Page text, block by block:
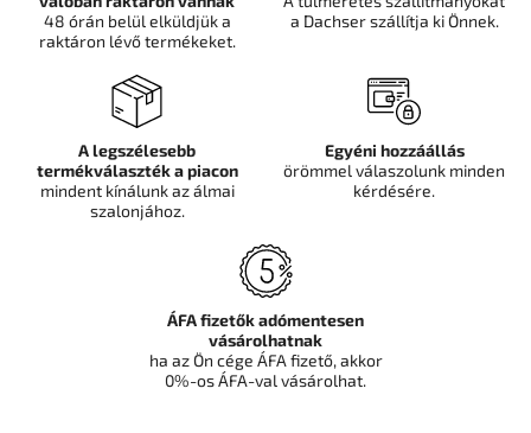
48 órán belül elküldjük a
raktáron lévő termékeket.
a Dachser szállítja ki Önnek.
A legszélesebb
termékválaszték a piacon
mindent kínálunk az álmai
szalonjához.
Egyéni hozzáállás
örömmel válaszolunk minden
kérdésére.
ÁFA fizetők adómentesen
vásárolhatnak
ha az Ön cége ÁFA fizető, akkor
0%-os ÁFA-val vásárolhat.